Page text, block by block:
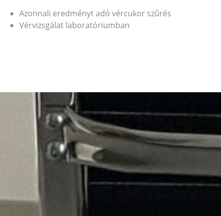
Azonnali eredményt adó vércukor szűrés
Vérvizsgálat laboratóriumban